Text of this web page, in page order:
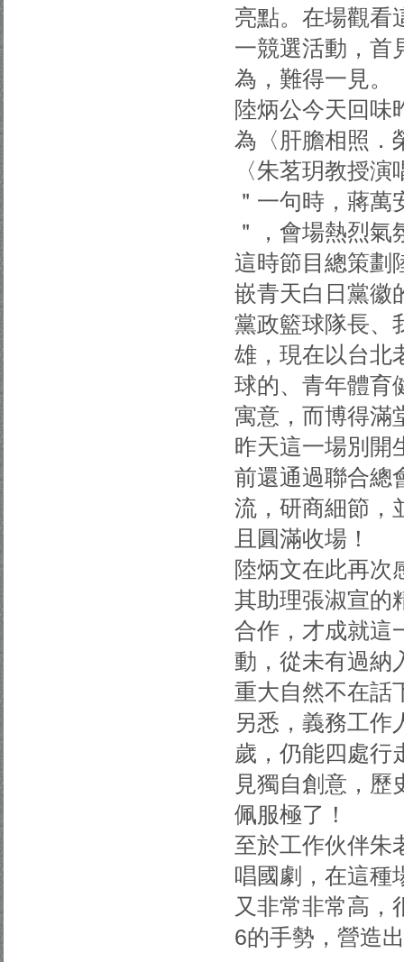
亮點。在場觀看
一競選活動，首
為，難得一見。
陸炳公今天回味
為〈肝膽相照．
〈朱茗玥教授
＂一句時，蔣
＂，會場熱烈
這時節目總策劃
嵌青天白日黨徽
黨政籃球隊長、
雄，現在以台北
球的、青年體育
寓意，而博得滿
昨天這一場別開
前還通過聯合總
流，研商細節，
且圓滿收場！
陸炳文在此再次
其助理張淑宣的
合作，才成就這
動，從未有過納
重大自然不在話
另悉，義務工作
歲，仍能四處行
見獨自創意，歷
佩服極了！
至於工作伙伴朱
唱國劇，在這種
又非常非常高，
6的手勢，營造